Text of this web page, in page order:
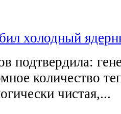
холодный
подтвердила:
количество
чистая,...